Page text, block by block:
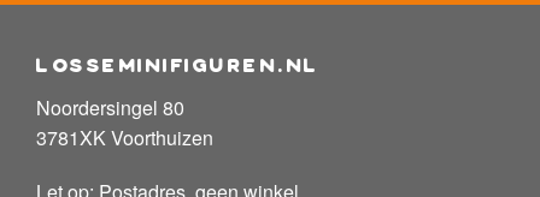
losseminifiguren.nl
Noordersingel 80
3781XK Voorthuizen